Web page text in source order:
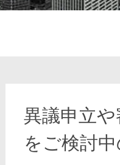
異議申立
をご検討